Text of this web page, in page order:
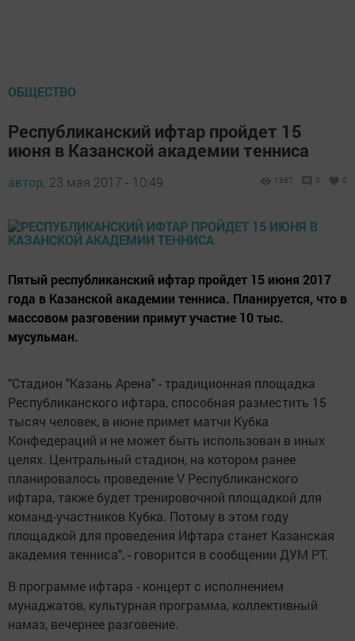
ОБЩЕСТВО
Республиканский ифтар пройдет 15
июня в Казанской академии тенниса
автор, 23 мая 2017 - 10:49 1367 0 0
Пятый республиканский ифтар пройдет 15 июня 2017
года в Казанской академии тенниса. Планируется, что в
массовом разговении примут участие 10 тыс.
мусульман.
"Стадион "Казань Арена" - традиционная площадка
Республиканского ифтара, способная разместить 15
тысяч человек, в июне примет матчи Кубка
Конфедераций и не может быть использован в иных
целях. Центральный стадион, на котором ранее
планировалось проведение V Республиканского
ифтара, также будет тренировочной площадкой для
команд-участников Кубка. Потому в этом году
площадкой для проведения Ифтара станет Казанская
академия тенниса", - говорится в сообщении ДУМ РТ.
В программе ифтара - концерт с исполнением
мунаджатов, культурная программа, коллективный
намаз, вечернее разговение.